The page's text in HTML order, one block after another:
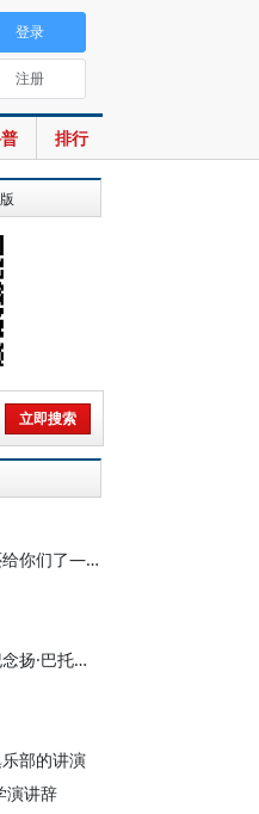
排行
登录
注册
哈维尔：人民，你们的政府还给你们了——一九九〇年新年献辞
哈维尔：无权者的权力——纪念扬·巴托契卡
部的讲演
演讲辞